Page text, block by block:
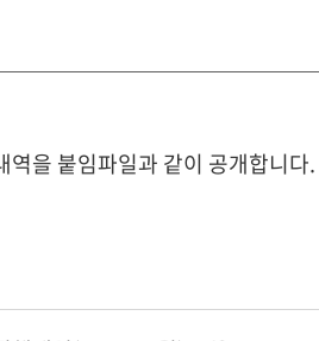
을 붙임파일과 같이 공개합니다.